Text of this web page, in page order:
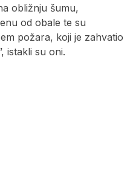
obližnju šumu,
od obale te su
požara, koji je zahvatio
istakli su oni.